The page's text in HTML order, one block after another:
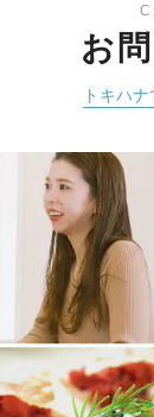
お
トキハ